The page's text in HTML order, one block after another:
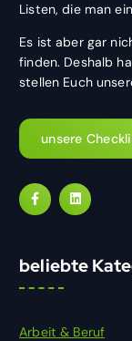
Listen, die man
Es ist aber gar
finden. Deshalb
stellen Euch
unsere
beliebte
Arbeit & Beruf